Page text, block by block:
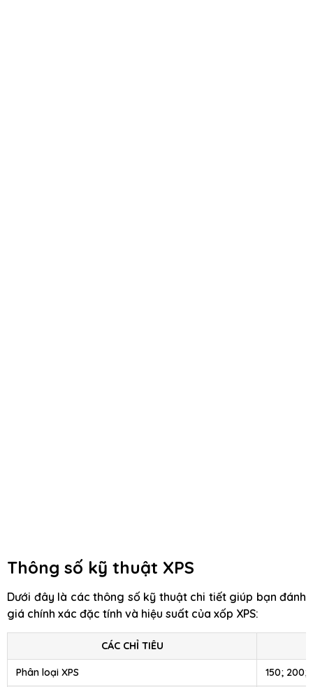
Thông số kỹ thuật XPS
Dưới đây là các thông số kỹ thuật chi tiết giúp bạn đánh
giá chính xác đặc tính và hiệu suất của xốp XPS:
CÁC CHỈ TIÊU
Phân loại XPS 150; 200;